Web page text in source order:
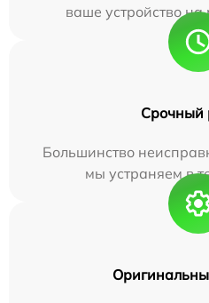
ваше устройство на
Срочный
Большинство
мы устраняем в